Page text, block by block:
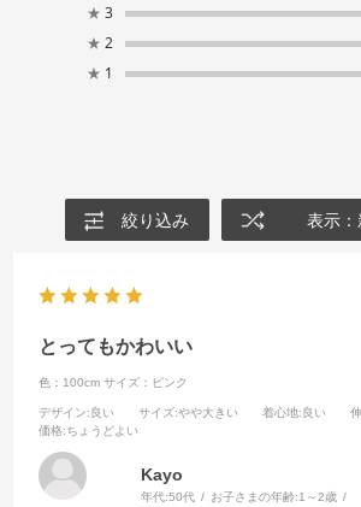
★ 3
★ 2
★ 1
絞り込み 表示
とってもかわいい
色：100cm サイズ：ピンク
デザイン:良い サイズ:やや大きい 着心地:良い
価格:ちょうどよい
Kayo
年代:50代 お子さまの年齢:1～2歳